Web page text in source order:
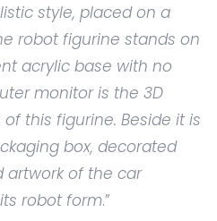
style, placed on a
robot figurine stands on
acrylic base with no
monitor is the 3D
this figurine. Beside it is
box, decorated
artwork of the car
robot form.”